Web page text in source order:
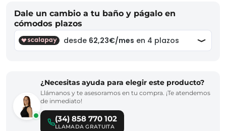
Dale un cambio a tu baño y págalo en
cómodos plazos
¿Necesitas ayuda para elegir este producto?
Llámanos y te asesoramos en tu compra. ¡Te atendemos
de inmediato!
(34) 858 770 102
LLAMADA GRATUITA